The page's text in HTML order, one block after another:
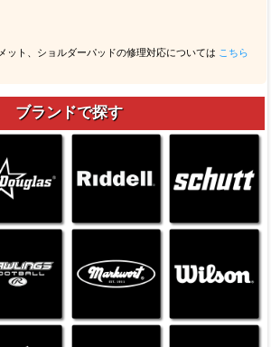
ット、ショルダーパッドの修理対応については こちら
ブランドで探す